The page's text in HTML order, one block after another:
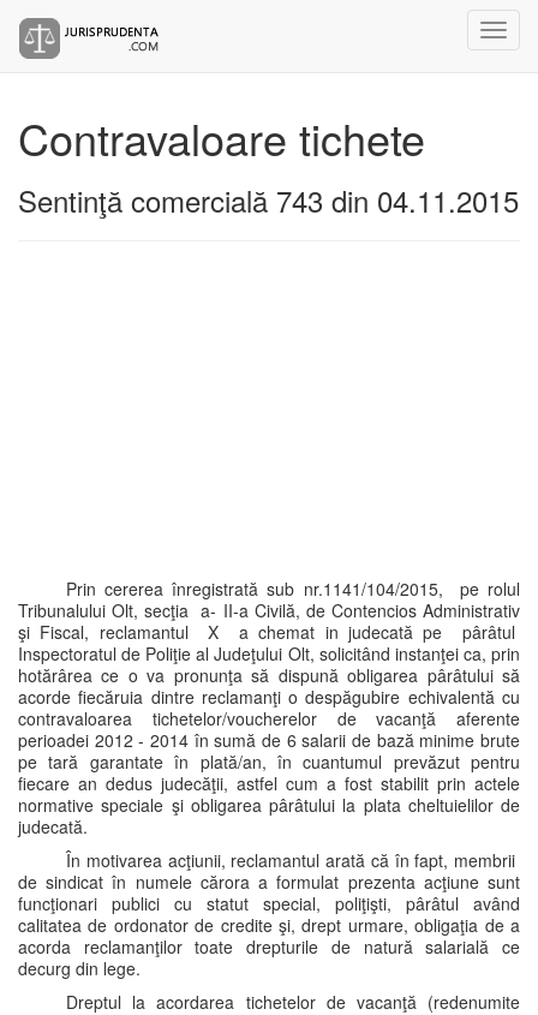
Contravaloare tichete
Sentinţă comercială 743 din 04.11.2015
Prin cererea înregistrată sub nr.1141/104/2015, pe rolul
Tribunalului Olt, secţia a- II-a Civilă, de Contencios Administrativ
şi Fiscal, reclamantul X a chemat in judecată pe pârâtul
Inspectoratul de Poliţie al Judeţului Olt, solicitând instanţei ca, prin
hotărârea ce o va pronunţa să dispună obligarea pârâtului să
acorde fiecăruia dintre reclamanţi o despăgubire echivalentă cu
contravaloarea tichetelor/voucherelor de vacanţă aferente
perioadei 2012 - 2014 în sumă de 6 salarii de bază minime brute
pe tară garantate în plată/an, în cuantumul prevăzut pentru
fiecare an dedus judecăţii, astfel cum a fost stabilit prin actele
normative speciale şi obligarea pârâtului la plata cheltuielilor de
judecată.
În motivarea acţiunii, reclamantul arată că în fapt, membrii
de sindicat în numele cărora a formulat prezenta acţiune sunt
funcţionari publici cu statut special, poliţişti, pârâtul având
calitatea de ordonator de credite şi, drept urmare, obligaţia de a
acorda reclamanţilor toate drepturile de natură salarială ce
decurg din lege.
Dreptul la acordarea tichetelor de vacanţă (redenumite